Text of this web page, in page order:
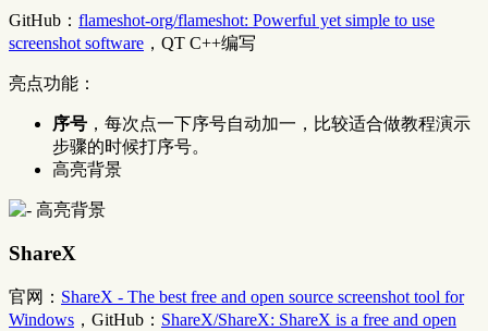
GitHub： flameshot-org/flameshot: Powerful yet simple to use
screenshot software ，QT C++编写
亮点功能：
序号 ，每次点一下序号自动加一，比较适合做教程演示
步骤的时候打序号。
高亮背景
ShareX
官网： ShareX - The best free and open source screenshot tool for
Windows ，GitHub： ShareX/ShareX: ShareX is a free and open